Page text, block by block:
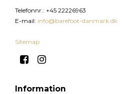
Telefonnr. : +45 22226963
E-mail: info@barefoot-danmark.dk
Sitemap
Information